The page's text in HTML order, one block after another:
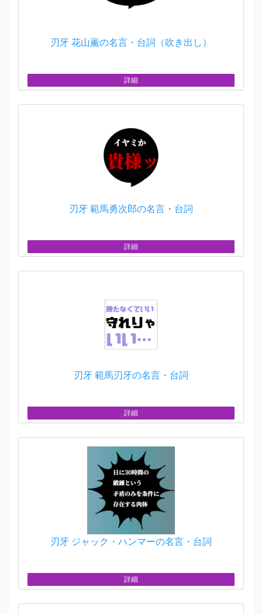
刃牙 花山薫の名言・台詞（吹き出し）
詳細
刃牙 範馬勇次郎の名言・台詞
詳細
刃牙 範馬刃牙の名言・台詞
詳細
刃牙 ジャック・ハンマーの名言・台詞
詳細